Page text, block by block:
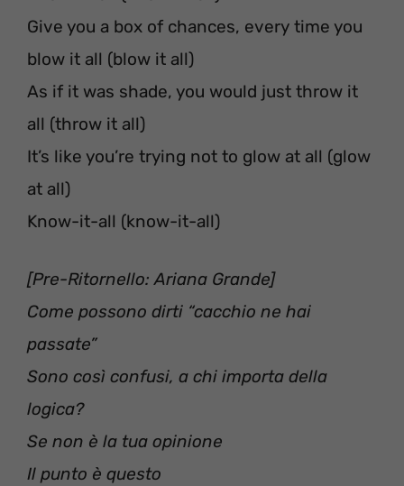
Give you a box of chances, every time you
blow it all (blow it all)
As if it was shade, you would just throw it
all (throw it all)
It’s like you’re trying not to glow at all (glow
at all)
Know-it-all (know-it-all)
[Pre-Ritornello: Ariana Grande]
Come possono dirti “cacchio ne hai
passate”
Sono così confusi, a chi importa della
logica?
Se non è la tua opinione
Il punto è questo